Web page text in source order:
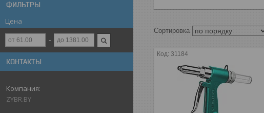
ФИЛЬТРЫ
Цена
КОНТАКТЫ
ZYBR.BY
31184